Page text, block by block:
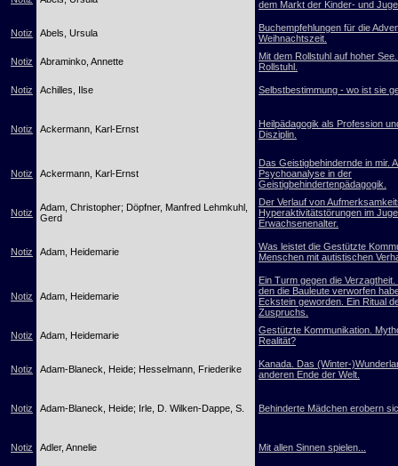
dem Markt der Kinder- und
Notiz Abels, Ursula
Buchempfehlungen für die
Weihnachtszeit.
Notiz Abraminko, Annette
Mit dem Rollstuhl auf hoher
Rollstuhl.
Notiz Achilles, Ilse Selbstbestimmung - wo ist sie
Notiz Ackermann, Karl-Ernst
Heilpädagogik als Profession
Disziplin.
Notiz Ackermann, Karl-Ernst
Das Geistigbehindernde in mir.
Psychoanalyse in der
Geistigbehindertenpädagogik.
Notiz
Adam, Christopher; Döpfner, Manfred Lehmkuhl,
Gerd
Der Verlauf von
Hyperaktivitätstörungen im
Erwachsenenalter.
Notiz Adam, Heidemarie
Was leistet die Gestützte
Menschen mit autistischen
Notiz Adam, Heidemarie
Ein Turm gegen die
den die Bauleute verworfen
Eckstein geworden. Ein Ritual
Zuspruchs.
Notiz Adam, Heidemarie
Gestützte Kommunikation.
Realität?
Notiz Adam-Blaneck, Heide; Hesselmann, Friederike
Kanada. Das (Winter-
anderen Ende der Welt.
Notiz Adam-Blaneck, Heide; Irle, D. Wilken-Dappe, S. Behinderte Mädchen erobern
Notiz Adler, Annelie Mit allen Sinnen spielen...